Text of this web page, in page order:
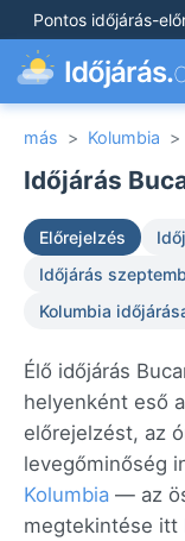
Pontos időjárás-
Időjárás.
más > Kolumbia >
Időjárás
Előrejelzés
Időjárás
Kolumbia
Élő időjárás
helyenként eső
előrejelzést, az
levegőminőség
Kolumbia — az
megtekintése itt